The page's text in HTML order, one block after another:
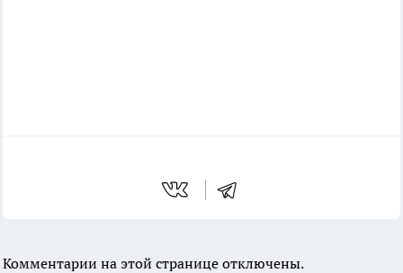
Комментарии на этой странице отключены.